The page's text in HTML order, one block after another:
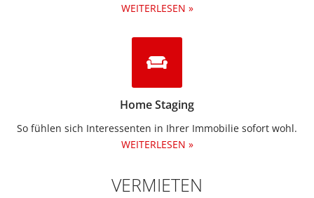
WEITERLESEN »
Home Staging
So fühlen sich Interessenten in Ihrer Immobilie sofort wohl.
WEITERLESEN »
VERMIETEN